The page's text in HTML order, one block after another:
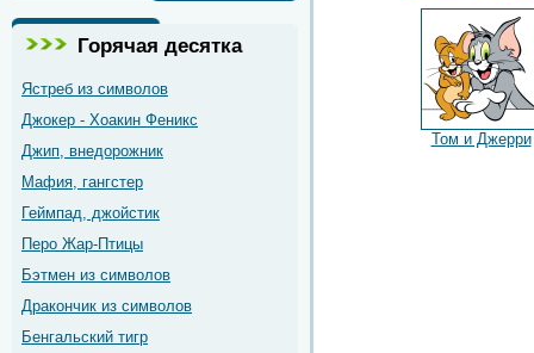
Горячая десятка
Ястреб из символов
Джокер - Хоакин Феникс
Джип, внедорожник
Мафия, гангстер
Геймпад, джойстик
Перо Жар-Птицы
Бэтмен из символов
Дракончик из символов
Бенгальский тигр
Том и Джерри